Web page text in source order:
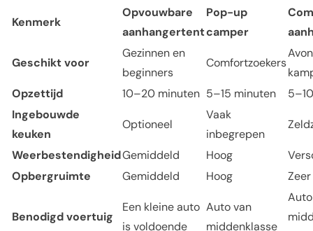
Kenmerk
Opvouwbare
aanhangertent
Pop-up
camper
Geschikt voor
Gezinnen en
beginners
Comfortzoekers
Opzettijd
10–20 minuten 5–15 minuten
Ingebouwde
keuken
Optioneel
Vaak
inbegrepen
WeerbestendigheidGemiddeld Hoog
Opbergruimte
Gemiddeld Hoog
Benodigd voertuig
Een kleine auto
is voldoende
Auto van
middenklasse